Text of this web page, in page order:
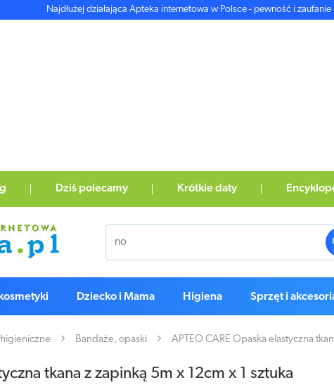
Najdłużej działająca Apteka internetowa w Polsce - pewność i
Dziś polecamy Krótkie daty
Dziecko i Mama Higiena Sprzęt i
Bandaże, opaski APTEO CARE Opaska elastyczna
tkana z zapinką 5m x 12cm x 1 sztuka